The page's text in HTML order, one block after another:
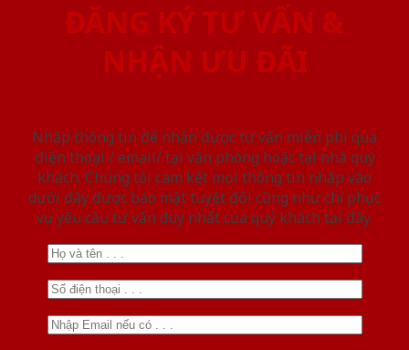
ĐĂNG KÝ TƯ VẤN &
NHẬN ƯU ĐÃI
Nhập thông tin để nhận được tư vấn miễn phí qua
điện thoại / email/ tại văn phòng hoặc tại nhà quý
khách. Chúng tôi cam kết mọi thông tin nhập vào
dưới đây được bảo mật tuyệt đối cũng như chỉ phục
vụ yêu cầu tư vấn duy nhất của quý khách tại đây.